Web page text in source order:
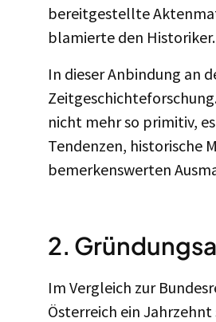
bereitgestellte
blamierte den Historiker.
In dieser Anbindung an
nicht mehr so primitiv,
Tendenzen, historische
bemerkenswerten
2.
Im Vergleich zur
Österreich ein